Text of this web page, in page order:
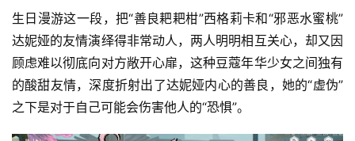
生日漫游这一段，把“善良耙耙柑”西格莉卡和“邪恶水蜜桃”
达妮娅的友情演绎得非常动人，两人明明相互关心，却又因
顾虑难以彻底向对方敞开心扉，这种豆蔻年华少女之间独有
的酸甜友情，深度折射出了达妮娅内心的善良，她的“虚伪”
之下是对于自己可能会伤害他人的“恐惧”。